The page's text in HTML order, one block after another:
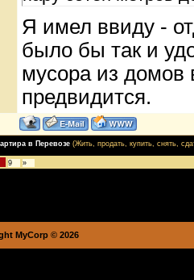
Я имел ввиду -
было бы так и
мусора из домов
предвидится.
в Перевозе (Жить, продать, купить, снять,
9 »
MyCorp © 2026